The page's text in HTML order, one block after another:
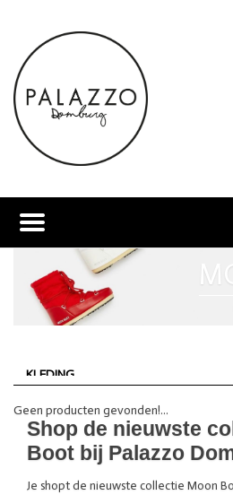
Geen producten gevonden!...
Shop de nieuwste
Boot bij Palazzo
Je shopt de nieuwste collectie Moon